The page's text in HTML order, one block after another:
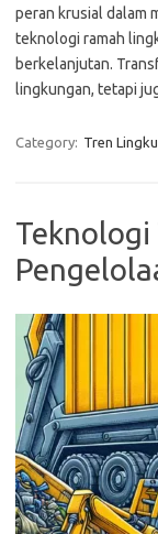
peran krusial dalam
teknologi ramah
berkelanjutan.
lingkungan, tetapi
Category: Tren
Teknologi